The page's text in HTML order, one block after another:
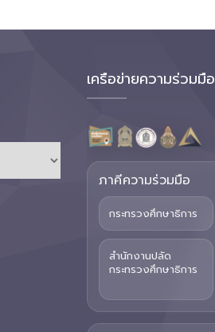
เครือข่ายความร่วมมือ
ภาคีความร่วมมือ
กระทรวงศึกษาธิการ
สำนักงานปลัด
กระทรวงศึกษาธิการ